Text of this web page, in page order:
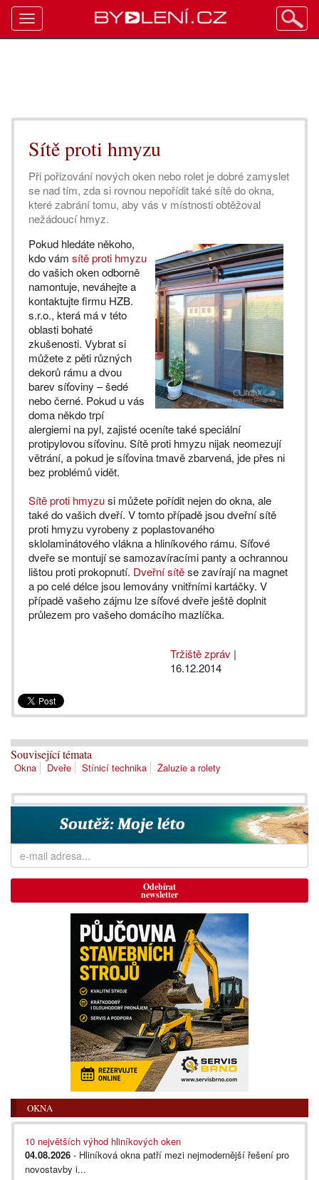
Sítě proti hmyzu
Při pořizování nových oken nebo rolet je dobré zamyslet
se nad tím, zda si rovnou nepořídit také sítě do okna,
které zabrání tomu, aby vás v místnosti obtěžoval
nežádoucí hmyz.
Pokud hledáte někoho,
kdo vám sítě proti hmyzu
do vašich oken odborně
namontuje, neváhejte a
kontaktujte firmu HZB.
s.r.o., která má v této
oblasti bohaté
zkušenosti. Vybrat si
můžete z pěti různých
dekorů rámu a dvou
barev síťoviny – šedé
nebo černé. Pokud u vás
doma někdo trpí
alergiemi na pyl, zajisté oceníte také speciální
protipylovou síťovinu. Sítě proti hmyzu nijak neomezují
větrání, a pokud je síťovina tmavě zbarvená, jde přes ni
bez problémů vidět.
Sítě proti hmyzusi můžete pořídit nejen do okna, ale
také do vašich dveří. V tomto případě jsou dveřní sítě
proti hmyzu vyrobeny z poplastovaného
sklolaminátového vlákna a hliníkového rámu. Síťové
dveře se montují se samozavíracími panty a ochrannou
lištou proti prokopnutí. Dveřní sítěse zavírají na magnet
a po celé délce jsou lemovány vnitřními kartáčky. V
případě vašeho zájmu lze síťové dveře ještě doplnit
průlezem pro vašeho domácího mazlíčka.
Tržiště zpráv |
16.12.2014
Související témata
Okna Dveře Stínicí technika Žaluzie a rolety
Odebírat
newsletter
OKNA
10 největších výhod hliníkových oken
04.08.2026 - Hliníková okna patří mezi nejmodernější řešení pro
novostavby i...
Toggle
navigation